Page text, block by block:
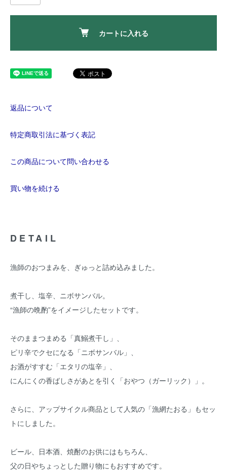
カートに入れる
返品について
特定商取引法に基づく表記
この商品について問い合わせる
買い物を続ける
DETAIL
漁師のおつまみを、ぎゅっと詰め込みました。
煮干し、塩辛、ニボサンバル。
“漁師の晩酌”をイメージしたセットです。
そのままつまめる「真鰯煮干し」、
ピリ辛でクセになる「ニボサンバル」、
お酒がすすむ「エタリの塩辛」、
にんにくの香ばしさがあとを引く「おやつ（ガーリック）」。
さらに、アップサイクル商品として人気の「漁網たおる」もセッ
トにしました。
ビール、日本酒、焼酎のお供にはもちろん、
父の日やちょっとした贈り物にもおすすめです。